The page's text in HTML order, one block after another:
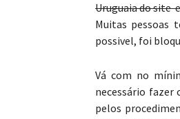
Uruguaia do site
Muitas pessoas
possivel, foi
Vá com no
necessário fazer
pelos